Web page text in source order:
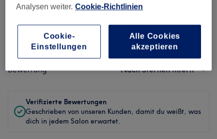
Behandlung Alle Bewertungen
Bewertung Nach Sternen filtern
Verifizierte Bewertungen
Geschrieben von unseren Kunden, damit du weißt, was
dich in jedem Salon erwartet.
Analysen weiter. Cookie-Richtlinien
Cookie-
Einstellungen
Alle Cookies
akzeptieren